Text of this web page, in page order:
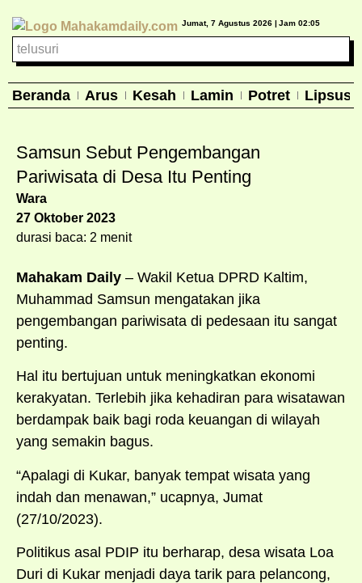
Jumat, 7 Agustus 2026 | Jam 02:05
Beranda Arus Kesah Lamin Potret Lipsus
Samsun Sebut Pengembangan
Pariwisata di Desa Itu Penting
Wara
27 Oktober 2023
durasi baca: 2 menit
Mahakam Daily – Wakil Ketua DPRD Kaltim,
Muhammad Samsun mengatakan jika
pengembangan pariwisata di pedesaan itu sangat
penting.
Hal itu bertujuan untuk meningkatkan ekonomi
kerakyatan. Terlebih jika kehadiran para wisatawan
berdampak baik bagi roda keuangan di wilayah
yang semakin bagus.
“Apalagi di Kukar, banyak tempat wisata yang
indah dan menawan,” ucapnya, Jumat
(27/10/2023).
Politikus asal PDIP itu berharap, desa wisata Loa
Duri di Kukar menjadi daya tarik para pelancong,